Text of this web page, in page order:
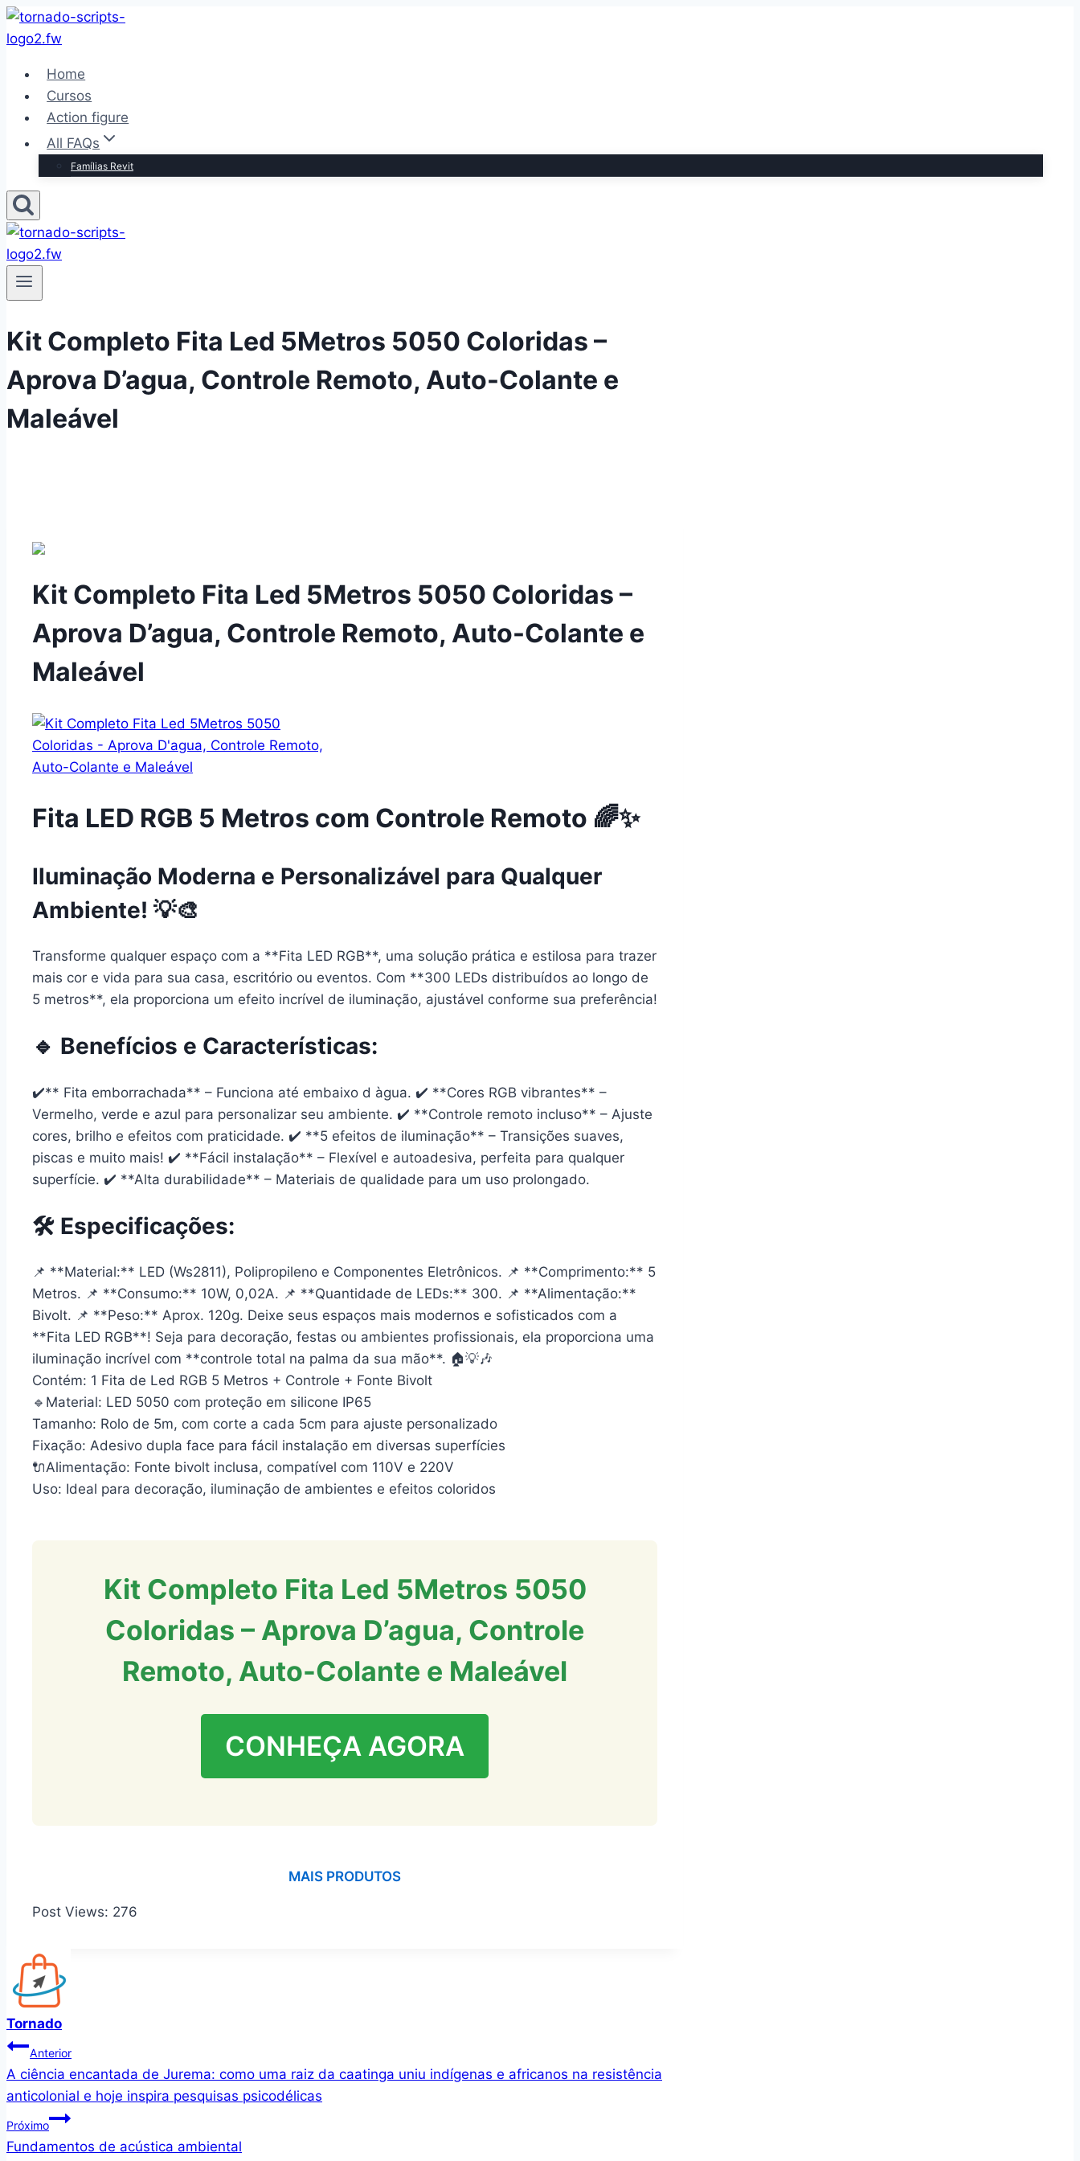
Pular
para
Conteúdo
Home
Cursos
Action figure
All FAQs
Famílias Revit
Kit Completo Fita Led 5Metros 5050 Coloridas –
Aprova D’agua, Controle Remoto, Auto-Colante e
Maleável
Kit Completo Fita Led 5Metros 5050 Coloridas –
Aprova D’agua, Controle Remoto, Auto-Colante e
Maleável
Fita LED RGB 5 Metros com Controle Remoto 🌈✨
Iluminação Moderna e Personalizável para Qualquer
Ambiente! 💡🎨
Transforme qualquer espaço com a **Fita LED RGB**, uma solução prática e estilosa para trazer
mais cor e vida para sua casa, escritório ou eventos. Com **300 LEDs distribuídos ao longo de
5 metros**, ela proporciona um efeito incrível de iluminação, ajustável conforme sua preferência!
🔹 Benefícios e Características:
✔️** Fita emborrachada** – Funciona até embaixo d àgua. ✔️ **Cores RGB vibrantes** –
Vermelho, verde e azul para personalizar seu ambiente. ✔️ **Controle remoto incluso** – Ajuste
cores, brilho e efeitos com praticidade. ✔️ **5 efeitos de iluminação** – Transições suaves,
piscas e muito mais! ✔️ **Fácil instalação** – Flexível e autoadesiva, perfeita para qualquer
superfície. ✔️ **Alta durabilidade** – Materiais de qualidade para um uso prolongado.
🛠 Especificações:
📌 **Material:** LED (Ws2811), Polipropileno e Componentes Eletrônicos. 📌 **Comprimento:** 5
Metros. 📌 **Consumo:** 10W, 0,02A. 📌 **Quantidade de LEDs:** 300. 📌 **Alimentação:**
Bivolt. 📌 **Peso:** Aprox. 120g. Deixe seus espaços mais modernos e sofisticados com a
**Fita LED RGB**! Seja para decoração, festas ou ambientes profissionais, ela proporciona uma
iluminação incrível com **controle total na palma da sua mão**. 🏠💡🎶
Contém: 1 Fita de Led RGB 5 Metros + Controle + Fonte Bivolt
🔹Material: LED 5050 com proteção em silicone IP65
Tamanho: Rolo de 5m, com corte a cada 5cm para ajuste personalizado
Fixação: Adesivo dupla face para fácil instalação em diversas superfícies
🔌Alimentação: Fonte bivolt inclusa, compatível com 110V e 220V
Uso: Ideal para decoração, iluminação de ambientes e efeitos coloridos
Kit Completo Fita Led 5Metros 5050
Coloridas – Aprova D’agua, Controle
Remoto, Auto-Colante e Maleável
CONHEÇA AGORA
MAIS PRODUTOS
Post Views: 276
Tornado
Navegação
de
Post
Anterior
A ciência encantada de Jurema: como uma raiz da caatinga uniu indígenas e africanos na resistência
anticolonial e hoje inspira pesquisas psicodélicas
Próximo
Fundamentos de acústica ambiental